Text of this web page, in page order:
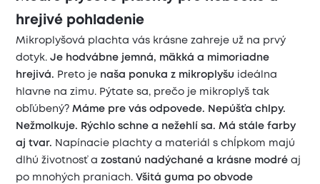
hrejivé pohladenie
Mikroplyšová plachta vás krásne zahreje už na prvý
dotyk.Je hodvábne jemná, mäkká a mimoriadne
hrejivá. Preto je naša ponuka z mikroplyšu
ideálna
hlavne na zimu. Pýtate sa, prečo je mikroplyš tak
obľúbený?Máme pre vás odpovede. Nepúšťa chlpy.
Nežmolkuje. Rýchlo schne a nežehlí sa. Má stále farby
aj tvar. Napínacie plachty a materiál s chĺpkom majú
dlhú životnosť azostanú nadýchané a krásne modré aj
po mnohých praniach. Všitá guma po obvode